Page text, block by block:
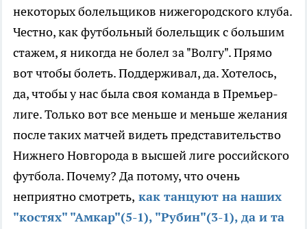
некоторых болельщиков нижегородского клуба.
Честно, как футбольный болельщик с большим
стажем, я никогда не болел за "Волгу". Прямо
вот чтобы болеть. Поддерживал, да. Хотелось,
да, чтобы у нас была своя команда в Премьер-
лиге. Только вот все меньше и меньше желания
после таких матчей видеть представительство
Нижнего Новгорода в высшей лиге российского
футбола. Почему? Да потому, что очень
неприятно смотреть, как танцуют на наших
"костях" "Амкар"(5-1), "Рубин"(3-1), да и та